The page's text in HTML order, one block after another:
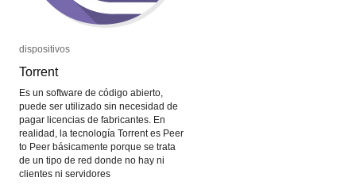
dispositivos
Torrent
Es un software de código abierto,
puede ser utilizado sin necesidad de
pagar licencias de fabricantes. En
realidad, la tecnología Torrent es Peer
to Peer básicamente porque se trata
de un tipo de red donde no hay ni
clientes ni servidores
dispositivos
Torrent